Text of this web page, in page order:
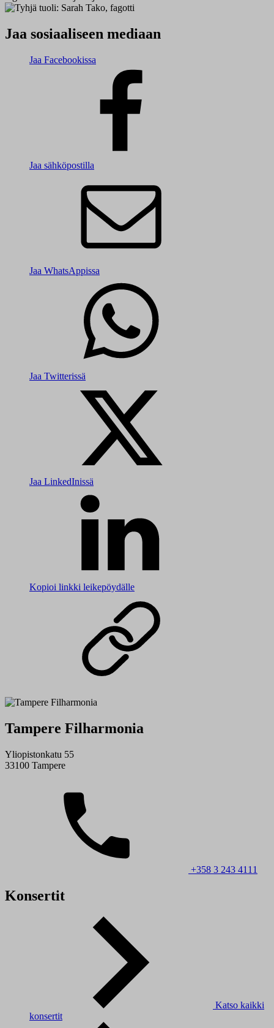
Jaa sosiaaliseen mediaan
Jaa Facebookissa
Jaa sähköpostilla
Jaa WhatsAppissa
Jaa Twitterissä
Jaa LinkedInissä
Kopioi linkki leikepöydälle
Tampere Filharmonia
Yliopistonkatu 55
33100 Tampere
+358 3 243 4111
Konsertit
Katso kaikki
konsertit